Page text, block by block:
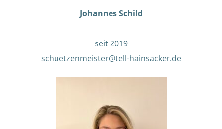
Johannes Schild
seit 2019
schuetzenmeister@tell-hainsacker.de